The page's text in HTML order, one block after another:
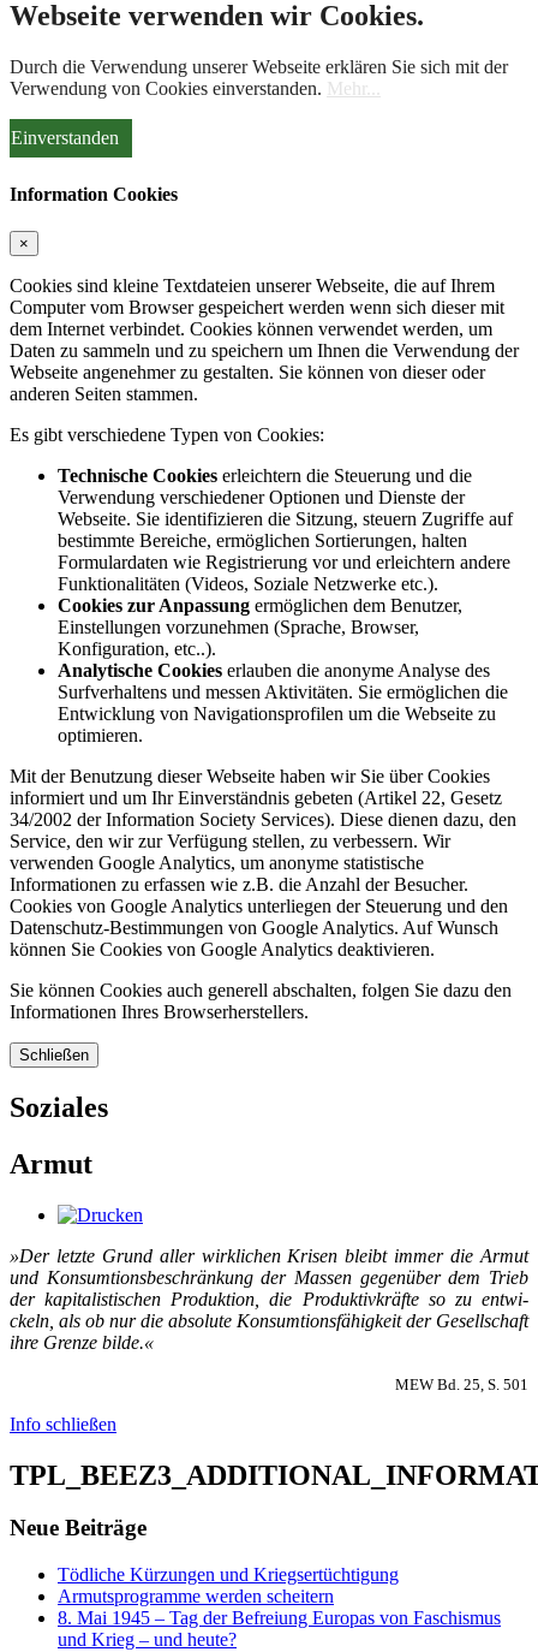
Webseite verwenden wir Cookies.
Durch die Verwendung unserer Webseite erklären Sie sich mit der
Verwendung von Cookies einverstanden. Mehr...
Einverstanden
Information Cookies
×
Cookies sind kleine Textdateien unserer Webseite, die auf Ihrem
Computer vom Browser gespeichert werden wenn sich dieser mit
dem Internet verbindet. Cookies können verwendet werden, um
Daten zu sammeln und zu speichern um Ihnen die Verwendung der
Webseite angenehmer zu gestalten. Sie können von dieser oder
anderen Seiten stammen.
Es gibt verschiedene Typen von Cookies:
Technische Cookies erleichtern die Steuerung und die
Verwendung verschiedener Optionen und Dienste der
Webseite. Sie identifizieren die Sitzung, steuern Zugriffe auf
bestimmte Bereiche, ermöglichen Sortierungen, halten
Formulardaten wie Registrierung vor und erleichtern andere
Funktionalitäten (Videos, Soziale Netzwerke etc.).
Cookies zur Anpassung ermöglichen dem Benutzer,
Einstellungen vorzunehmen (Sprache, Browser,
Konfiguration, etc..).
Analytische Cookies erlauben die anonyme Analyse des
Surfverhaltens und messen Aktivitäten. Sie ermöglichen die
Entwicklung von Navigationsprofilen um die Webseite zu
optimieren.
Mit der Benutzung dieser Webseite haben wir Sie über Cookies
informiert und um Ihr Einverständnis gebeten (Artikel 22, Gesetz
34/2002 der Information Society Services). Diese dienen dazu, den
Service, den wir zur Verfügung stellen, zu verbessern. Wir
verwenden Google Analytics, um anonyme statistische
Informationen zu erfassen wie z.B. die Anzahl der Besucher.
Cookies von Google Analytics unterliegen der Steuerung und den
Datenschutz-Bestimmungen von Google Analytics. Auf Wunsch
können Sie Cookies von Google Analytics deaktivieren.
Sie können Cookies auch generell abschalten, folgen Sie dazu den
Informationen Ihres Browserherstellers.
Schließen
Soziales
Armut
»Der letz­te Grund al­ler wirk­li­chen Kri­sen bleibt im­mer die Ar­mut
und Kon­sum­­ti­ons­­be­­schrän­kung der Mas­sen ge­gen­über dem Trieb
der ka­pi­­ta­­lis­­ti­­schen Pro­duk­ti­on, die Pro­duk­­ti­v­kräf­te so zu ent­wi­
ckeln, als ob nur die ab­so­lu­te Kon­­sum­­ti­ons­­­fä­hi­g­keit der Ge­sel­l­­schaft
ih­re Gren­ze bil­de.«
MEW Bd. 25, S. 501
Info schließen
Neue Beiträge
Tödliche Kürzungen und Kriegsertüchtigung
Armutsprogramme werden scheitern
8. Mai 1945 – Tag der Befreiung Europas von Faschismus
und Krieg – und heute?